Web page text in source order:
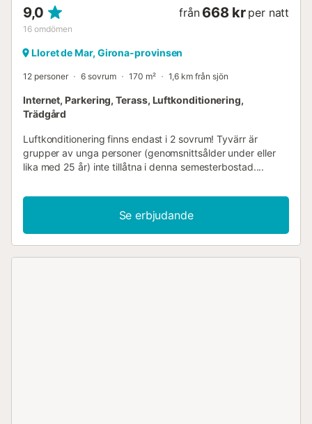
9,0
16 omdömen
från 668 kr per natt
Lloret de Mar, Girona-provinsen
12 personer 6 sovrum 170 m² 1,6 km från sjön
Internet, Parkering, Terass, Luftkonditionering,
Trädgård
Luftkonditionering finns endast i 2 sovrum! Tyvärr är
grupper av unga personer (genomsnittsålder under eller
lika med 25 år) inte tillåtna i denna semesterbostad....
Se erbjudande